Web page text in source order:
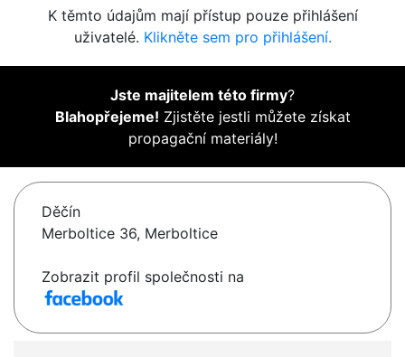
K těmto údajům mají přístup pouze přihlášení
uživatelé. Klikněte sem pro přihlášení.
Jste majitelem této firmy?
Blahopřejeme! Zjistěte jestli můžete získat
propagační materiály!
Děčín
Merboltice 36, Merboltice
Zobrazit profil společnosti na